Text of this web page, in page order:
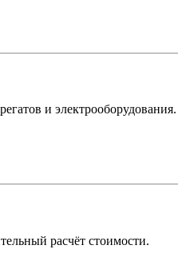
и электрооборудования.
расчёт стоимости.